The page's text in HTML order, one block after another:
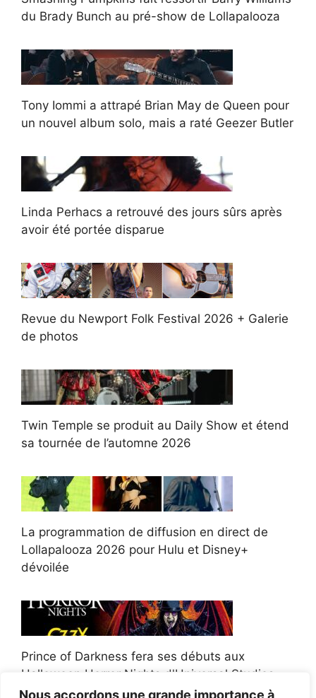
Nous accordons une grande importance à
du Brady Bunch au pré-show de Lollapalooza
Tony Iommi a attrapé Brian May de Queen pour
un nouvel album solo, mais a raté Geezer Butler
Linda Perhacs a retrouvé des jours sûrs après
avoir été portée disparue
Revue du Newport Folk Festival 2026 + Galerie
de photos
Twin Temple se produit au Daily Show et étend
sa tournée de l’automne 2026
La programmation de diffusion en direct de
Lollapalooza 2026 pour Hulu et Disney+
dévoilée
Prince of Darkness fera ses débuts aux
Halloween Horror Nights d'Universal Studios